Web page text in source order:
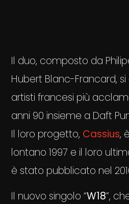
Il duo, composto da
Hubert Blanc-Francard,
artisti francesi più
anni 90 insieme a Daft
Il loro progetto, Cassius,
lontano 1997 e il loro
è stato pubblicato nel
Il nuovo singolo “W18”,